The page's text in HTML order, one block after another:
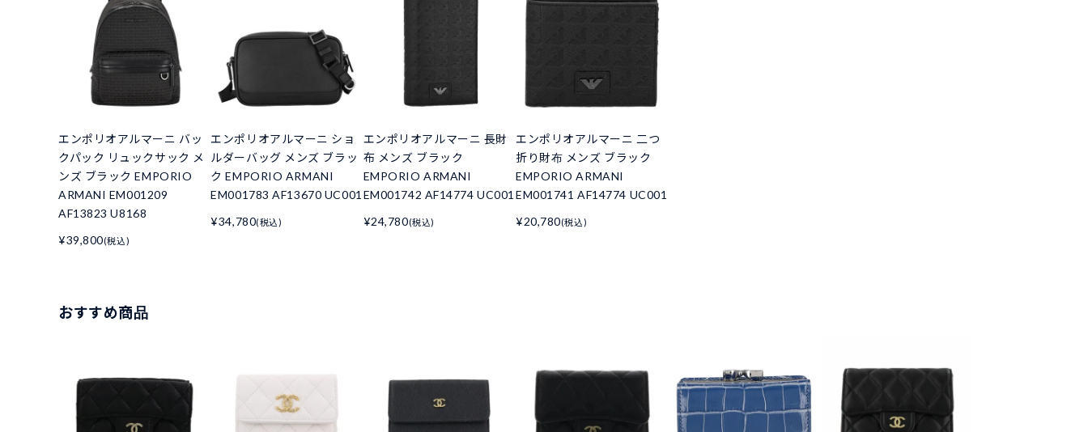
エンポリオアルマーニ バッ
クパック リュックサック メ
ンズ ブラック EMPORIO
ARMANI EM001209
AF13823 U8168
¥39,800(税込)
エンポリオアルマーニ ショ
ルダーバッグ メンズ ブラッ
ク EMPORIO ARMANI
EM001783 AF13670 UC001
¥34,780(税込)
エンポリオアルマーニ 長財
布 メンズ ブラック
EMPORIO ARMANI
EM001742 AF14774 UC001
¥24,780(税込)
エンポリオアルマーニ 二つ
折り財布 メンズ ブラック
EMPORIO ARMANI
EM001741 AF14774 UC001
¥20,780(税込)
おすすめ商品